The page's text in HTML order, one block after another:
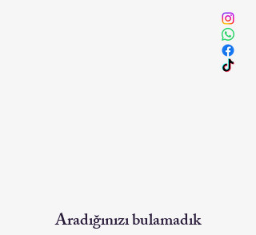
Aradığınızı bulamadık